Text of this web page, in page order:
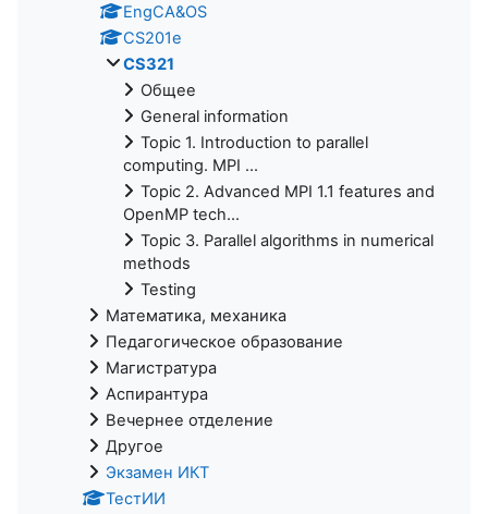
EngCA&OS
CS201e
CS321
Общее
General information
Topic 1. Introduction to parallel
computing. MPI ...
Topic 2. Advanced MPI 1.1 features and
OpenMP tech...
Topic 3. Parallel algorithms in numerical
methods
Testing
Математика, механика
Педагогическое образование
Магистратура
Аспирантура
Вечернее отделение
Другое
Экзамен ИКТ
ТестИИ